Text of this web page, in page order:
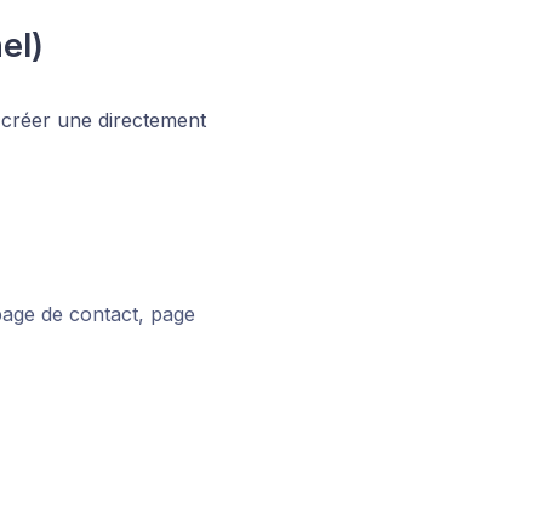
une directement
de contact, page